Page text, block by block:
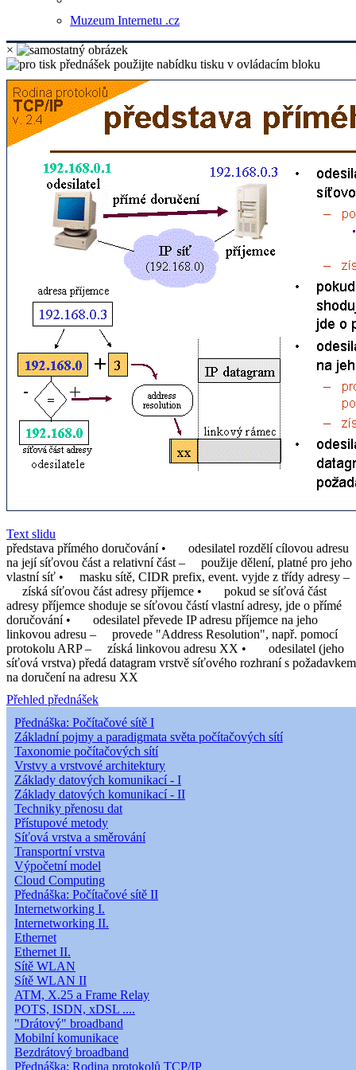
Muzeum Internetu .cz
×
Text slidu
představa přímého doručování • odesilatel rozdělí cílovou adresu
na její síťovou část a relativní část – použije dělení, platné pro jeho
vlastní síť • masku sítě, CIDR prefix, event. vyjde z třídy adresy –
získá síťovou část adresy příjemce • pokud se síťová část
adresy příjemce shoduje se síťovou částí vlastní adresy, jde o přímé
doručování • odesilatel převede IP adresu příjemce na jeho
linkovou adresu – provede "Address Resolution", např. pomocí
protokolu ARP – získá linkovou adresu XX • odesilatel (jeho
síťová vrstva) předá datagram vrstvě síťového rozhraní s požadavkem
na doručení na adresu XX
Přehled přednášek
Přednáška: Počítačové sítě I
Základní pojmy a paradigmata světa počítačových sítí
Taxonomie počítačových sítí
Vrstvy a vrstvové architektury
Základy datových komunikací - I
Základy datových komunikací - II
Techniky přenosu dat
Přístupové metody
Síťová vrstva a směrování
Transportní vrstva
Výpočetní model
Cloud Computing
Přednáška: Počítačové sítě II
Internetworking I.
Internetworking II.
Ethernet
Ethernet II.
Sítě WLAN
Sítě WLAN II
ATM, X.25 a Frame Relay
POTS, ISDN, xDSL ....
"Drátový" broadband
Mobilní komunikace
Bezdrátový broadband
Přednáška: Rodina protokolů TCP/IP